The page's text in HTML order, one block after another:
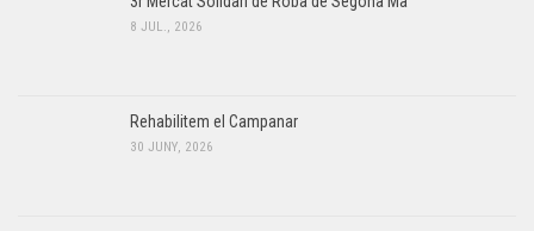
8 JUL., 2026
Rehabilitem el Campanar
30 JUNY, 2026